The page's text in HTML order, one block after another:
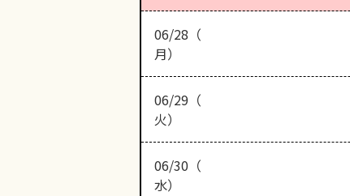
06/28（
月）
06/29（
火）
06/30（
水）